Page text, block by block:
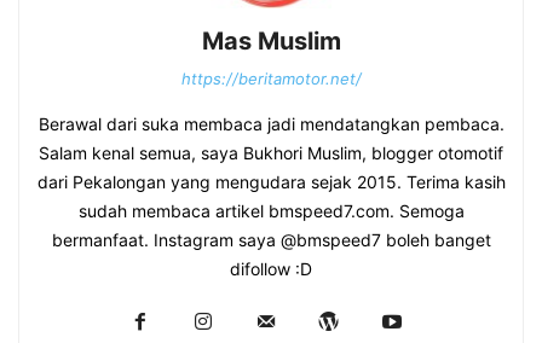
Mas Muslim
https://beritamotor.net/
Berawal dari suka membaca jadi mendatangkan pembaca.
Salam kenal semua, saya Bukhori Muslim, blogger otomotif
dari Pekalongan yang mengudara sejak 2015. Terima kasih
sudah membaca artikel bmspeed7.com. Semoga
bermanfaat. Instagram saya @bmspeed7 boleh banget
difollow :D